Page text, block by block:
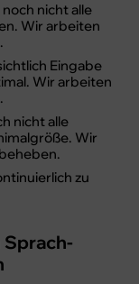
nicht alle
Wir arbeiten
Eingabe
Wir arbeiten
nicht alle
Wir
zu
Sprach-